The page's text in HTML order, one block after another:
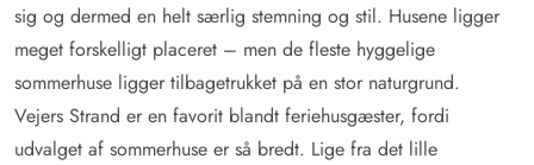
sig og dermed en helt særlig stemning og stil. Husene ligger
meget forskelligt placeret – men de fleste hyggelige
sommerhuse ligger tilbagetrukket på en stor naturgrund.
Vejers Strand er en favorit blandt feriehusgæster, fordi
udvalget af sommerhuse er så bredt. Lige fra det lille